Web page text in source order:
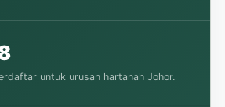
untuk urusan hartanah Johor.